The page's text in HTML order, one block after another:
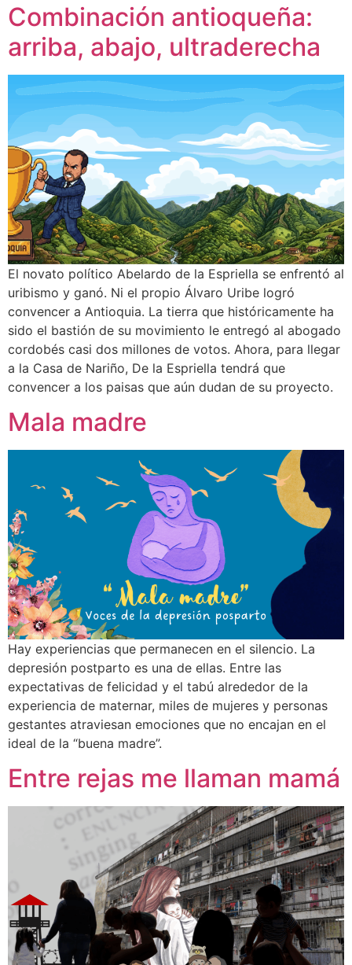
Combinación antioqueña:
arriba, abajo, ultraderecha
El novato político Abelardo de la Espriella se enfrentó al
uribismo y ganó. Ni el propio Álvaro Uribe logró
convencer a Antioquia. La tierra que históricamente ha
sido el bastión de su movimiento le entregó al abogado
cordobés casi dos millones de votos. Ahora, para llegar
a la Casa de Nariño, De la Espriella tendrá que
convencer a los paisas que aún dudan de su proyecto.
Mala madre
Hay experiencias que permanecen en el silencio. La
depresión postparto es una de ellas. Entre las
expectativas de felicidad y el tabú alrededor de la
experiencia de maternar, miles de mujeres y personas
gestantes atraviesan emociones que no encajan en el
ideal de la “buena madre”.
Entre rejas me llaman mamá